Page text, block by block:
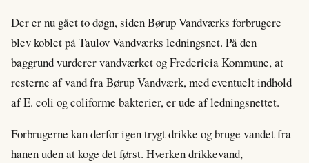
Der er nu gået to døgn, siden Børup Vandværks forbrugere
blev koblet på Taulov Vandværks ledningsnet. På den
baggrund vurderer vandværket og Fredericia Kommune, at
resterne af vand fra Børup Vandværk, med eventuelt indhold
af E. coli og coliforme bakterier, er ude af ledningsnettet.
Forbrugerne kan derfor igen trygt drikke og bruge vandet fra
hanen uden at koge det først. Hverken drikkevand,